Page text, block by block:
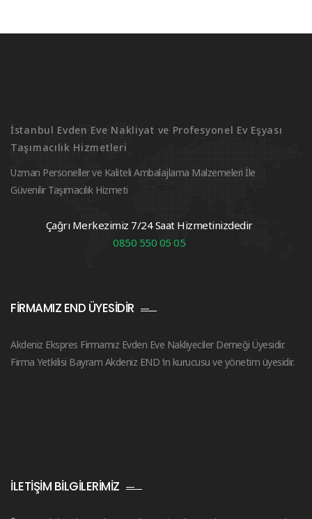
İstanbul Evden Eve Nakliyat ve Profesyonel Ev Eşyası
Taşımacılık Hizmetleri
Uzman Personeller ve Kaliteli Ambalajlama Malzemeleri İle
Güvenilir Taşımacılık Hizmeti
Çağrı Merkezimiz 7/24 Saat Hizmetinizdedir
0850 550 05 05
FIRMAMIZ END ÜYESIDIR
Akdeniz Ekspres Firmamız Evden Eve Nakliyeciler Derneği Üyesidir.
Firma Yetkilisi Bayram Akdeniz END ‘in kurucusu ve yönetim üyesidir.
İLETIŞIM BILGILERIMIZ